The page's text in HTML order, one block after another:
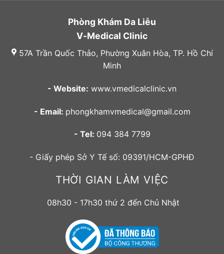
Phòng Khám Da Liễu
V-Medical Clinic
57A Trần Quốc Thảo, Phường Xuân Hòa, TP. Hồ Chí
Minh
- Website: www.vmedicalclinic.vn
- Email: phongkhamvmedical@gmail.com
- Tel: 094 384 7799
- Giấy phép Sở Y Tế số: 09391/HCM-GPHĐ
THỜI GIAN LÀM VIỆC
08h30 - 17h30 thứ 2 đến Chủ Nhật